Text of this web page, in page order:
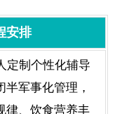
安排
定制个性化辅导
军事化管理，
律、饮食营养丰